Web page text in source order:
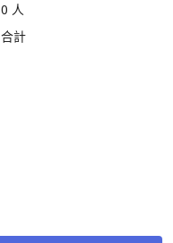
0 人
合計